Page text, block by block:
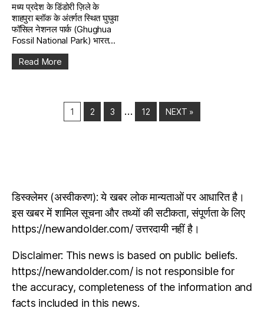
मध्य प्रदेश के डिंडोरी ज़िले के
शाहपुरा ब्लॉक के अंतर्गत स्थित घुघुवा
फॉसिल नेशनल पार्क (Ghughua
Fossil National Park) भारत...
Read More
1 2 3 … 12 NEXT »
डिस्क्लेमर (अस्वीकरण): ये खबर लोक मान्यताओं पर आधारित है।
इस खबर में शामिल सूचना और तथ्यों की सटीकता, संपूर्णता के लिए
https://newandolder.com/ उत्तरदायी नहीं है।
Disclaimer: This news is based on public beliefs.
https://newandolder.com/ is not responsible for
the accuracy, completeness of the information and
facts included in this news.